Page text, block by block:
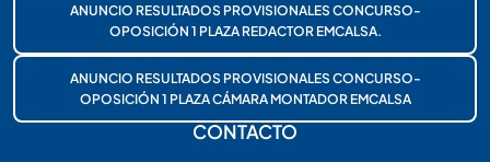
ANUNCIO RESULTADOS PROVISIONALES CONCURSO-
OPOSICIÓN 1 PLAZA REDACTOR EMCALSA.
ANUNCIO RESULTADOS PROVISIONALES CONCURSO-
OPOSICIÓN 1 PLAZA CÁMARA MONTADOR EMCALSA
CONTACTO